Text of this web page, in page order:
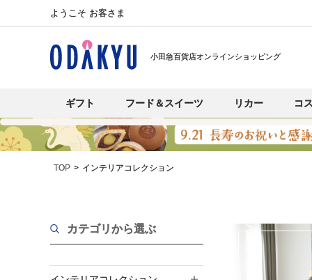
ようこそ お客さま
小田急百貨店オンラインショッピング
ギフト フード＆スイーツ リカー コ
TOP インテリアコレクション
カテゴリから選ぶ